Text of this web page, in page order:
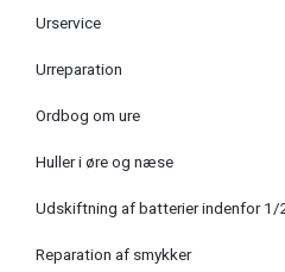
Urservice
Urreparation
Ordbog om ure
Huller i øre og næse
Udskiftning af batterier indenfor 1/
Reparation af smykker